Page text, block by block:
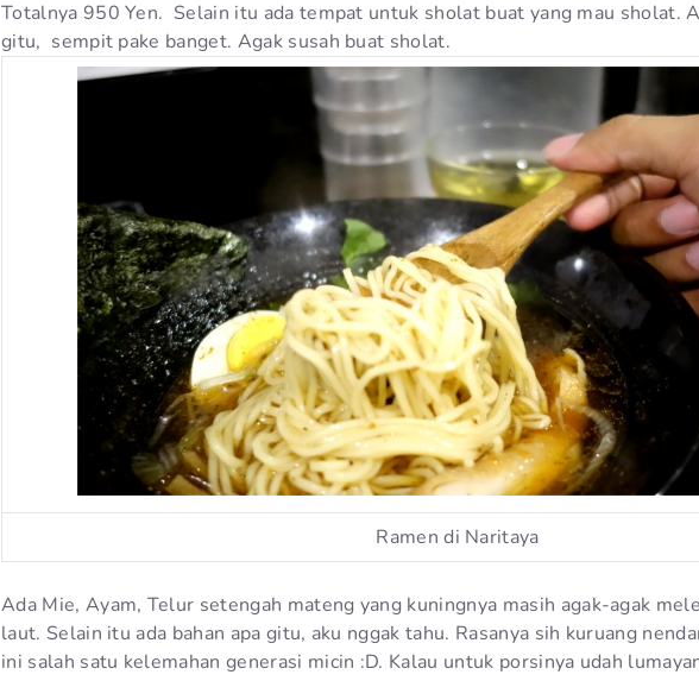
Totalnya 950 Yen. Selain itu ada tempat untuk sholat buat yang mau sholat.
gitu, sempit pake banget. Agak susah buat sholat.
Ramen di Naritaya
Ada Mie, Ayam, Telur setengah mateng yang kuningnya masih agak-agak
laut. Selain itu ada bahan apa gitu, aku nggak tahu. Rasanya sih kuruang
ini salah satu kelemahan generasi micin :D. Kalau untuk porsinya udah